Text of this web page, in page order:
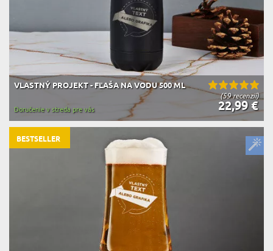
(59 recenzií)
VLASTNÝ PROJEKT - FĽAŠA NA VODU 500 ML
22,99 €
Doručenie v streda pre vás
BESTSELLER